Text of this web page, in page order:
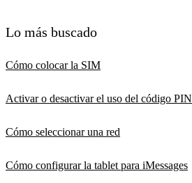
Lo más buscado
Cómo colocar la SIM
Activar o desactivar el uso del código PIN
Cómo seleccionar una red
Cómo configurar la tablet para iMessages